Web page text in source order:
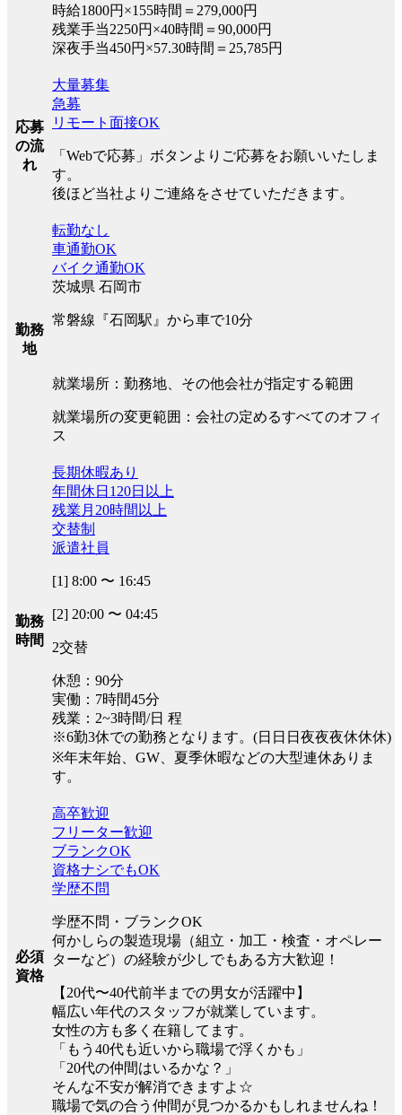
時給1800円×155時間＝279,000円
残業手当2250円×40時間＝90,000円
深夜手当450円×57.30時間＝25,785円
応募
の流
れ
大量募集
急募
リモート面接OK
「Webで応募」ボタンよりご応募をお願いいたしま
す。
後ほど当社よりご連絡をさせていただきます。
勤務
地
転勤なし
車通勤OK
バイク通勤OK
茨城県 石岡市
常磐線『石岡駅』から車で10分
就業場所：勤務地、その他会社が指定する範囲
就業場所の変更範囲：会社の定めるすべてのオフィ
ス
勤務
時間
長期休暇あり
年間休日120日以上
残業月20時間以上
交替制
派遣社員
[1] 8:00 〜 16:45
[2] 20:00 〜 04:45
2交替
休憩：90分
実働：7時間45分
残業：2~3時間/日 程
※6勤3休での勤務となります。(日日日夜夜夜休休休)
※年末年始、GW、夏季休暇などの大型連休ありま
す。
必須
資格
高卒歓迎
フリーター歓迎
ブランクOK
資格ナシでもOK
学歴不問
学歴不問・ブランクOK
何かしらの製造現場（組立・加工・検査・オペレー
ターなど）の経験が少しでもある方大歓迎！
【20代〜40代前半までの男女が活躍中】
幅広い年代のスタッフが就業しています。
女性の方も多く在籍してます。
「もう40代も近いから職場で浮くかも」
「20代の仲間はいるかな？」
そんな不安が解消できますよ☆
職場で気の合う仲間が見つかるかもしれませんね！